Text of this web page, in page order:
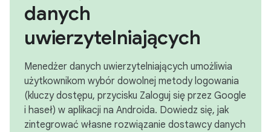
danych
uwierzytelniających
Menedżer danych uwierzytelniających umożliwia
użytkownikom wybór dowolnej metody logowania
(kluczy dostępu, przycisku Zaloguj się przez Google
i haseł) w aplikacji na Androida. Dowiedz się, jak
zintegrować własne rozwiązanie dostawcy danych